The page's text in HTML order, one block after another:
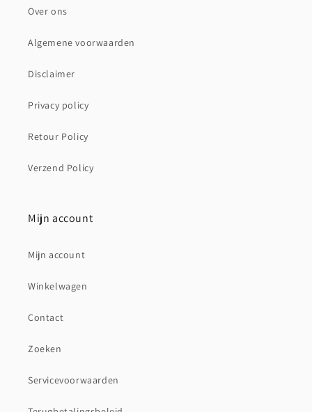
Over ons
Algemene voorwaarden
Disclaimer
Privacy policy
Retour Policy
Verzend Policy
Mijn account
Mijn account
Winkelwagen
Contact
Zoeken
Servicevoorwaarden